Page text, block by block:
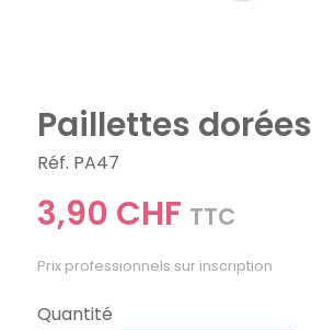
Paillettes dorées
Réf. PA47
3,90 CHF TTC
Prix professionnels sur inscription
Quantité